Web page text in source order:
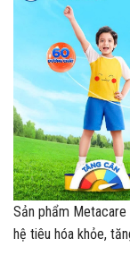
Sản phẩm
hệ tiêu hóa khỏe,